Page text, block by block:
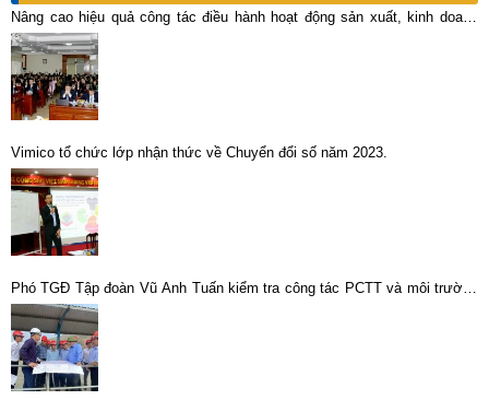
Nâng cao hiệu quả công tác điều hành hoạt động sản xuất, kinh doanh
toàn Tổng công ty
Vimico tổ chức lớp nhận thức về Chuyển đổi số năm 2023.
Phó TGĐ Tập đoàn Vũ Anh Tuấn kiểm tra công tác PCTT và môi trường
các đơn vị sản xuất khoáng sản tại Lào Cai